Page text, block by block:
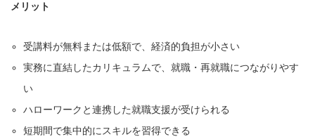
メリット
受講料が無料または低額で、経済的負担が小さい
実務に直結したカリキュラムで、就職・再就職につながりやす
い
ハローワークと連携した就職支援が受けられる
短期間で集中的にスキルを習得できる